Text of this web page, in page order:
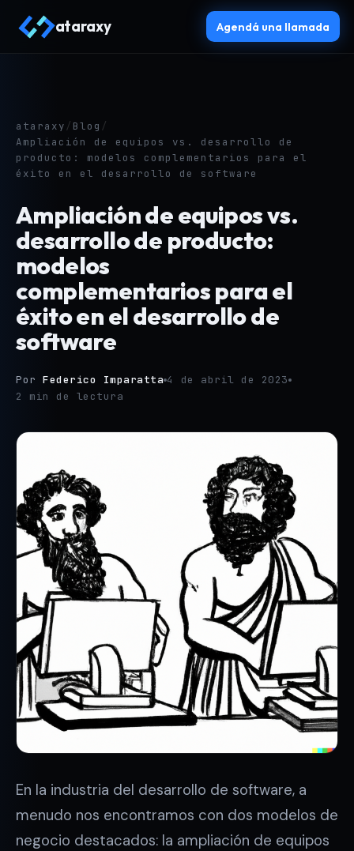
ataraxy Agendá una llamada
ataraxy / Blog /
Ampliación de equipos vs. desarrollo de
producto: modelos complementarios para el
éxito en el desarrollo de software
Ampliación de equipos vs.
desarrollo de producto:
modelos
complementarios para el
éxito en el desarrollo de
software
PorFederico Imparatta 4 de abril de 2023
2 min de lectura
En la industria del desarrollo de software, a
menudo nos encontramos con dos modelos de
negocio destacados: la ampliación de equipos